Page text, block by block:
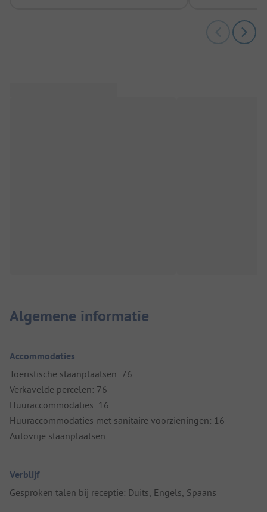
Algemene informatie
Accommodaties
Toeristische staanplaatsen: 76
Verkavelde percelen: 76
Huuraccommodaties: 16
Huuraccommodaties met sanitaire voorzieningen: 16
Autovrije staanplaatsen
Verblijf
Gesproken talen bij receptie: Duits, Engels, Spaans